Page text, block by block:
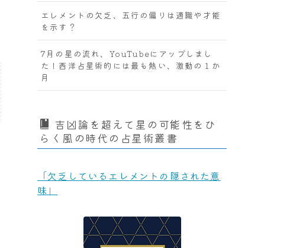
エレメントの欠乏、五行の偏りは適職や才能
を示す？
7月の星の流れ、YouTubeにアップしまし
た！西洋占星術的には最も熱い、激動の１か
月
吉凶論を超えて星の可能性をひ
らく風の時代の占星術叢書
「欠乏しているエレメントの隠された意
味」